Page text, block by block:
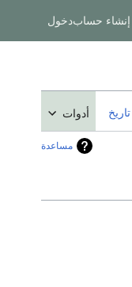
إنشاء حسابدخول
تاريخ أدوات
مساعدة